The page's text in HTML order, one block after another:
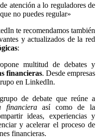
atención a lo reguladores de
no puedes regular»
te recomendamos también
y actualizados de la red
:
multitud de debates y
financieras. Desde empresas
en LinkedIn.
de debate que reúne a
financieraasí como de la
ideas, experiencias y
y acelerar el proceso de
financieras.